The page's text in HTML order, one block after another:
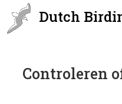
Dutch
Controleren